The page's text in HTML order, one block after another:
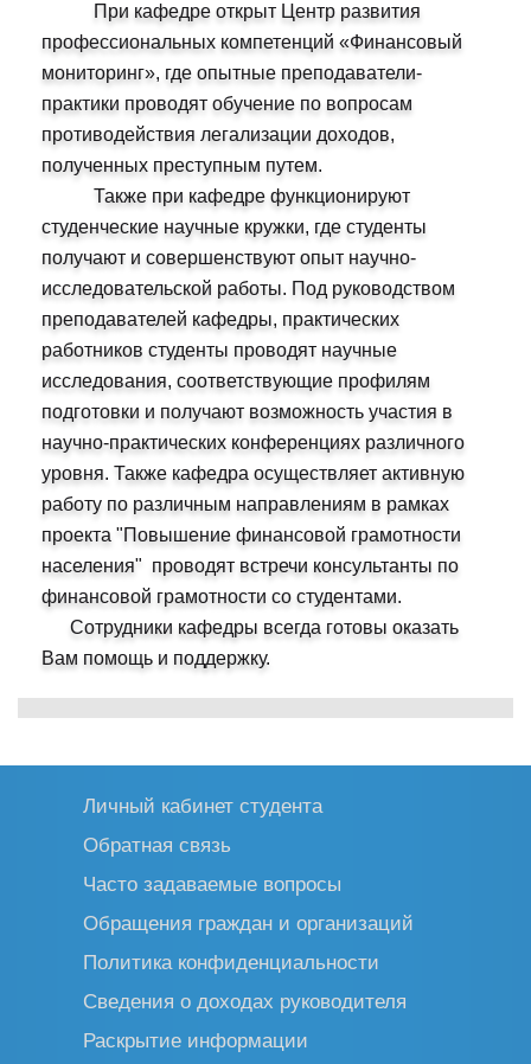
При кафедре открыт Центр развития
профессиональных компетенций «Финансовый
мониторинг», где опытные преподаватели-
практики проводят обучение по вопросам
противодействия легализации доходов,
полученных преступным путем.
Также при кафедре функционируют
студенческие научные кружки, где студенты
получают и совершенствуют опыт научно-
исследовательской работы. Под руководством
преподавателей кафедры, практических
работников студенты проводят научные
исследования, соответствующие профилям
подготовки и получают возможность участия в
научно-практических конференциях различного
уровня. Также кафедра осуществляет активную
работу по различным направлениям в рамках
проекта "Повышение финансовой грамотности
населения" проводят встречи консультанты по
финансовой грамотности со студентами.
Сотрудники кафедры всегда готовы оказать
Вам помощь и поддержку.
Личный кабинет студента
Обратная связь
Часто задаваемые вопросы
Обращения граждан и организаций
Политика конфиденциальности
Сведения о доходах руководителя
Раскрытие информации